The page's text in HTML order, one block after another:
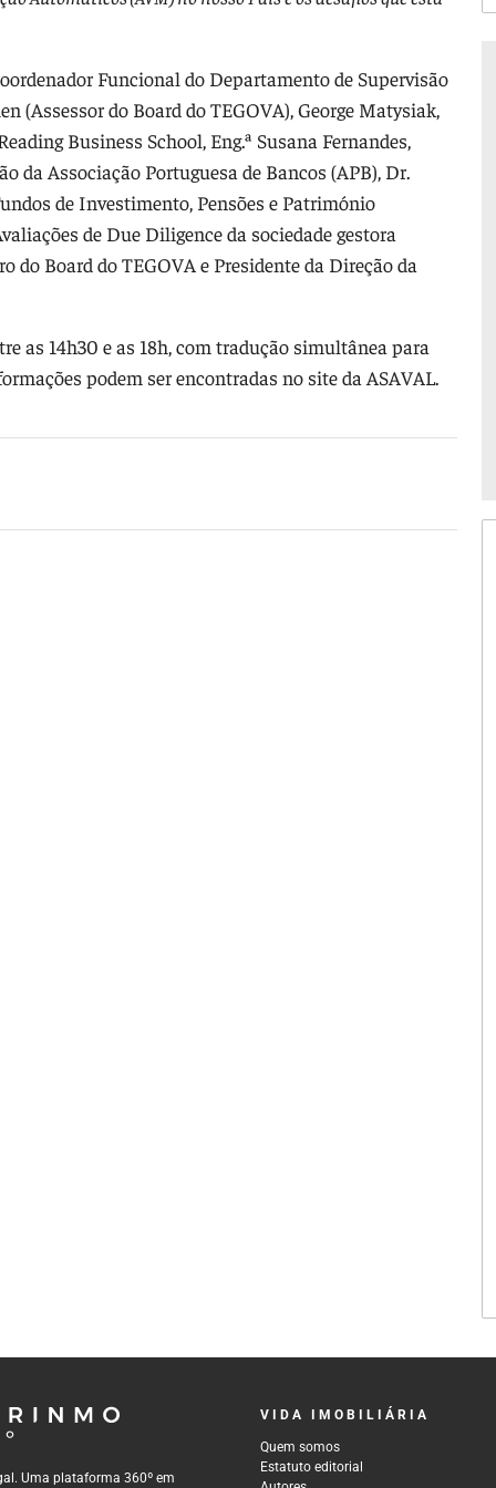
Funcional do Departamento de Supervisão
do Board do TEGOVA), George Matysiak,
Business School, Eng.ª Susana Fernandes,
da Associação Portuguesa de Bancos (APB), Dr.
de Investimento, Pensões e Património
de Due Diligence da sociedade gestora
do Board do TEGOVA e Presidente da Direção da
as 14h30 e as 18h, com tradução simultânea para
podem ser encontradas no site da ASAVAL.
Uma plataforma 360º em
VIDA IMOBILIÁRIA
Quem somos
Estatuto editorial